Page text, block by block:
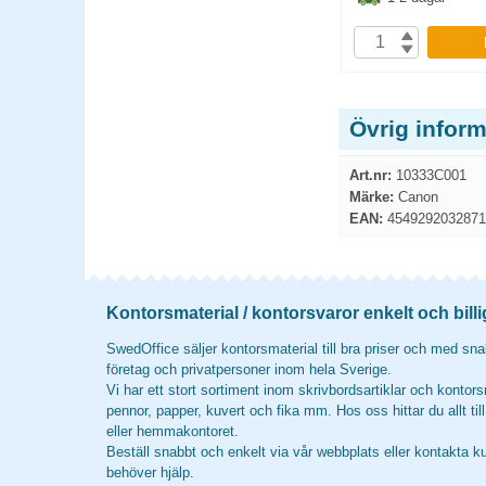
Övrig
Art.nr: 10333C001
Märke: Canon
EAN: 4549292032871
Kontorsmaterial / kontorsvaror enkelt och
SwedOffice säljer kontorsmaterial till bra priser och med
företag och privatpersoner inom hela Sverige.
Vi har ett stort sortiment inom skrivbordsartiklar och
pennor, papper, kuvert och fika mm. Hos oss hittar du allt
eller hemmakontoret.
Beställ snabbt och enkelt via vår webbplats eller kontakta
behöver hjälp.